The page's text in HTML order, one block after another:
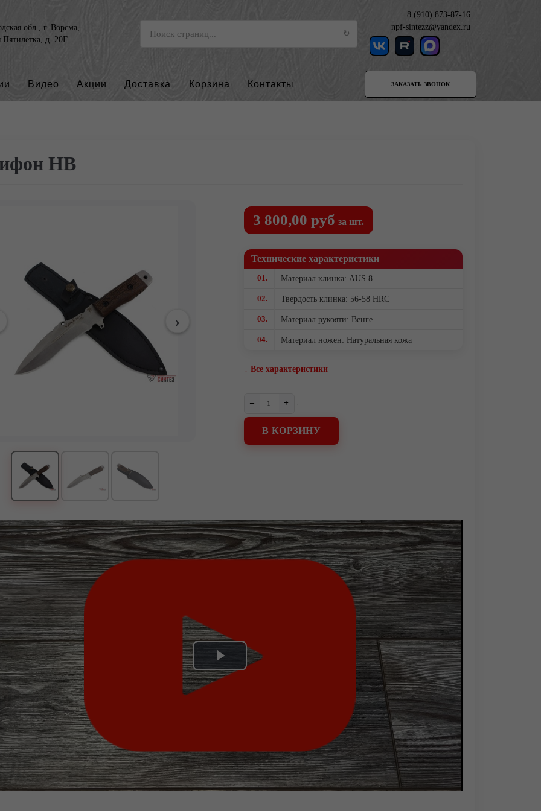
обл., г. Ворсма,
Пятилетка, д. 20Г
8 (910) 873-87-16
npf-sintezz@yandex.ru
Видео Акции Доставка Корзина Контакты ЗАКАЗАТЬ ЗВОНОК
НВ
3 800,00 руб за шт.
Технические характеристики
01. Материал клинка: AUS 8
02. Твердость клинка: 56-58 HRC
03. Материал рукояти: Венге
04. Материал ножен: Натуральная кожа
↓ Все характеристики
– +
В КОРЗИНУ
Play